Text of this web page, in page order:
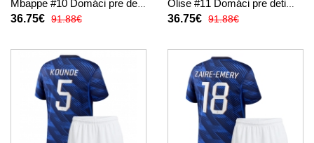
Mbappe #10 Domáci pre deti
MS 2026 Krátky Rukáv (+
36.75€ 91.88€
Olise #11 Domáci pre deti
MS 2026 Krátky Rukáv (+
36.75€ 91.88€